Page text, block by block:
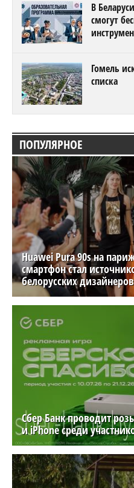
В
смогут
Гомель
списка
ПОПУЛЯРНОЕ
Huawei Pura 90s на
смартфон стал
белорусских дизайнеров
Сбер Банк проводит
и iPhone среди